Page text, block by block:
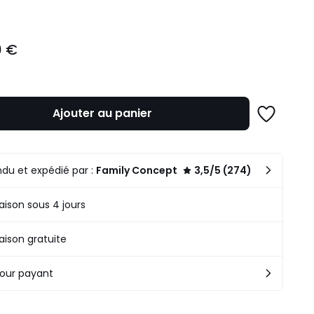
€
Ajouter au panier
Ajouter
et expédié par : Family Concept 3,5/5 (274)
sous 4 jours
gratuite
payant